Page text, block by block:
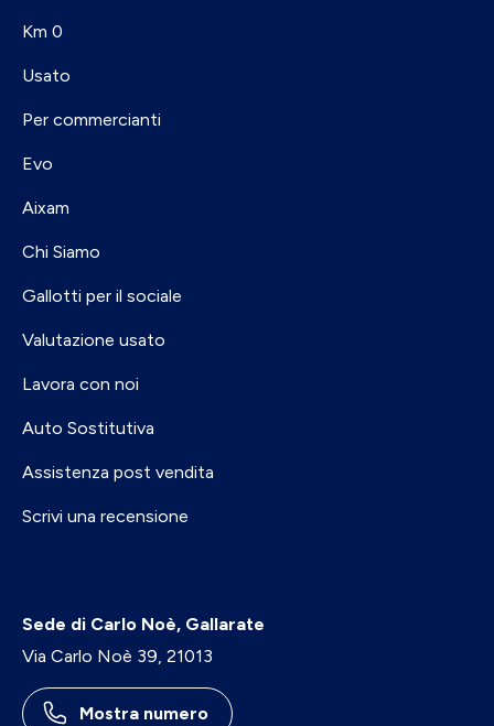
Km 0
Usato
Per commercianti
Evo
Aixam
Chi Siamo
Gallotti per il sociale
Valutazione usato
Lavora con noi
Auto Sostitutiva
Assistenza post vendita
Scrivi una recensione
Sede di Carlo Noè, Gallarate
Via Carlo Noè 39, 21013
Mostra numero